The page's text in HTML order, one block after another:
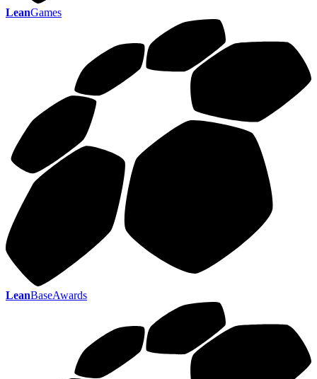
LeanGames
LeanBaseAwards